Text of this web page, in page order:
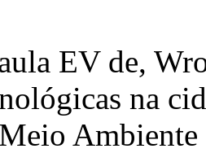
EV de,
na